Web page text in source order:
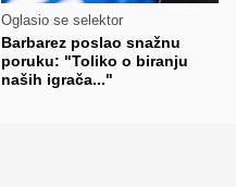
Oglasio se selektor
Barbarez poslao snažnu
poruku: "Toliko o biranju
naših igrača..."